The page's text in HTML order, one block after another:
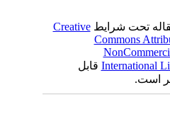
تحت شرایط Creative
Commons
قابل